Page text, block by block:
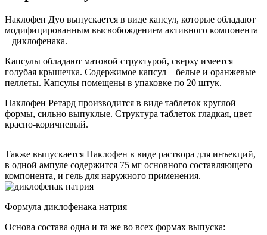
Наклофен Дуо выпускается в виде капсул, которые обладают
модифицированным высвобождением активного компонента
– диклофенака.
Капсулы обладают матовой структурой, сверху имеется
голубая крышечка. Содержимое капсул – белые и оранжевые
пеллеты. Капсулы помещены в упаковке по 20 штук.
Наклофен Ретард производится в виде таблеток круглой
формы, сильно выпуклые. Структура таблеток гладкая, цвет
красно-коричневый.
Также выпускается Наклофен в виде раствора для инъекций,
в одной ампуле содержится 75 мг основного составляющего
компонента, и гель для наружного применения.
Формула диклофенака натрия
Основа состава одна и та же во всех формах выпуска: